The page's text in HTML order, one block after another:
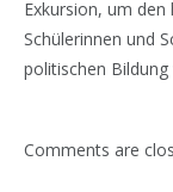
Exkursion, um
Schülerinnen und
politischen
Comments are